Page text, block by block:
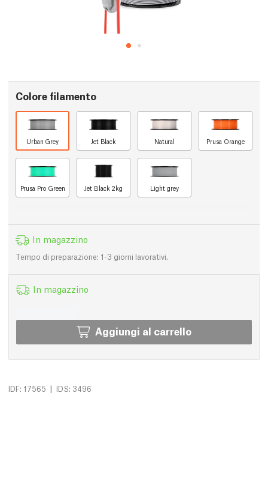
Colore filamento
Urban Grey Jet Black Natural Prusa Orange
Prusa Pro Green Jet Black 2kg Light grey
In magazzino
Tempo di preparazione: 1-3 giorni lavorativi.
In magazzino
Aggiungi al carrello
IDF: 17565 | IDS: 3496